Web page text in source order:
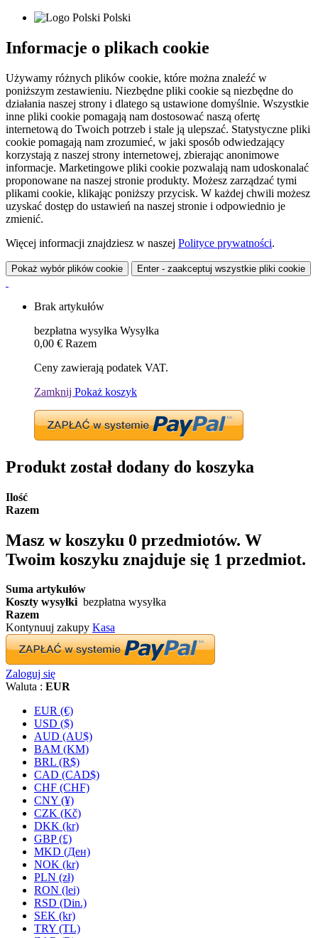
Polski
Informacje o plikach cookie
Używamy różnych plików cookie, które można znaleźć w
poniższym zestawieniu. Niezbędne pliki cookie są niezbędne do
działania naszej strony i dlatego są ustawione domyślnie. Wszystkie
inne pliki cookie pomagają nam dostosować naszą ofertę
internetową do Twoich potrzeb i stale ją ulepszać. Statystyczne pliki
cookie pomagają nam zrozumieć, w jaki sposób odwiedzający
korzystają z naszej strony internetowej, zbierając anonimowe
informacje. Marketingowe pliki cookie pozwalają nam udoskonalać
proponowane na naszej stronie produkty. Możesz zarządzać tymi
plikami cookie, klikając poniższy przycisk. W każdej chwili możesz
uzyskać dostęp do ustawień na naszej stronie i odpowiednio je
zmienić.
Więcej informacji znajdziesz w naszej Polityce prywatności.
Pokaż wybór plików cookie Enter - zaakceptuj wszystkie pliki cookie
Brak artykułów
bezpłatna wysyłka Wysyłka
0,00 € Razem
Ceny zawierają podatek VAT.
Zamknij Pokaż koszyk
Produkt został dodany do koszyka
Ilość
Razem
Masz w koszyku 0 przedmiotów. W
Twoim koszyku znajduje się 1 przedmiot.
Suma artykułów
Koszty wysyłki bezpłatna wysyłka
Razem
Kontynuuj zakupy Kasa
Zaloguj się
Waluta : EUR
EUR (€)
USD ($)
AUD (AU$)
BAM (KM)
BRL (R$)
CAD (CAD$)
CHF (CHF)
CNY (¥)
CZK (Kč)
DKK (kr)
GBP (£)
MKD (Ден)
NOK (kr)
PLN (zł)
RON (lei)
RSD (Din.)
SEK (kr)
TRY (TL)